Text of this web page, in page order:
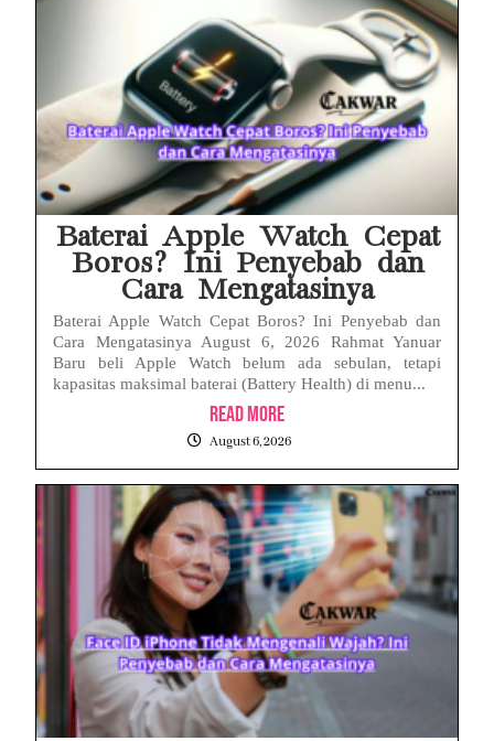
Baterai Apple Watch Cepat
Boros? Ini Penyebab dan
Cara Mengatasinya
Baterai Apple Watch Cepat Boros? Ini Penyebab dan
Cara Mengatasinya August 6, 2026 Rahmat Yanuar
Baru beli Apple Watch belum ada sebulan, tetapi
kapasitas maksimal baterai (Battery Health) di menu...
Read More
August 6, 2026